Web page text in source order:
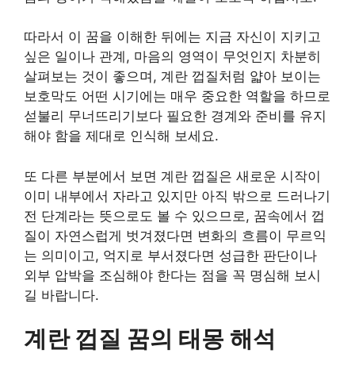
따라서 이 꿈을 이해한 뒤에는 지금 자신이 지키고
싶은 일이나 관계, 마음의 영역이 무엇인지 차분히
살펴보는 것이 좋으며, 계란 껍질처럼 얇아 보이는
보호막도 어떤 시기에는 매우 중요한 역할을 하므로
섣불리 무너뜨리기보다 필요한 경계와 준비를 유지
해야 함을 제대로 인식해 보세요.
또 다른 부분에서 보면 계란 껍질은 새로운 시작이
이미 내부에서 자라고 있지만 아직 밖으로 드러나기
전 단계라는 뜻으로도 볼 수 있으므로, 꿈속에서 껍
질이 자연스럽게 벗겨졌다면 변화의 흐름이 무르익
는 의미이고, 억지로 부서졌다면 성급한 판단이나
외부 압박을 조심해야 한다는 점을 꼭 명심해 보시
길 바랍니다.
계란 껍질 꿈의 태몽 해석